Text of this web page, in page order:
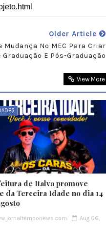
Older Article
Mudança No MEC Para Criar
Graduação E Pós-Graduação
View More
de Italva promove
da Terceira Idade no dia 14
Aug 06,